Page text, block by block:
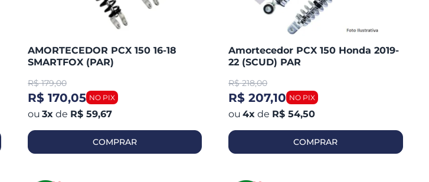
AMORTECEDOR PCX 150 16-18
SMARTFOX (PAR)
R$ 179,00
R$ 170,05
3x de R$ 59,67
COMPRAR
Amortecedor PCX 150 Honda 2019-
22 (SCUD) PAR
R$ 218,00
R$ 207,10
4x de R$ 54,50
COMPRAR